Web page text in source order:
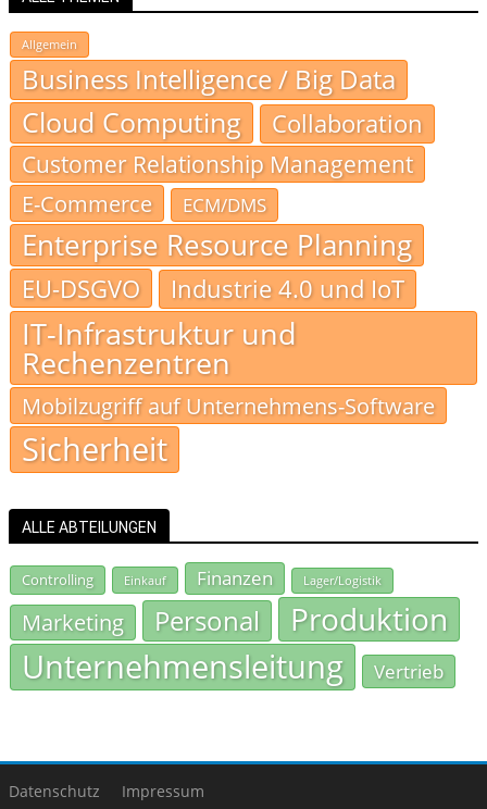
Allgemein
Business Intelligence / Big Data
Cloud Computing Collaboration
Customer Relationship Management
E-Commerce
ECM/DMS
Enterprise Resource Planning
EU-DSGVO Industrie 4.0 und IoT
IT-Infrastruktur und
Rechenzentren
Mobilzugriff auf Unternehmens-Software
Sicherheit
ALLE ABTEILUNGEN
Controlling Einkauf Finanzen Lager/Logistik
Marketing Personal Produktion
Unternehmensleitung Vertrieb
Datenschutz Impressum